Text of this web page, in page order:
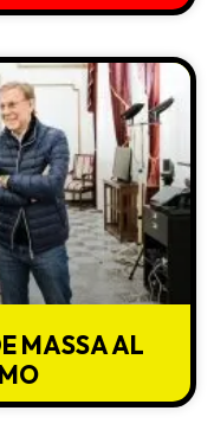
MASSA AL